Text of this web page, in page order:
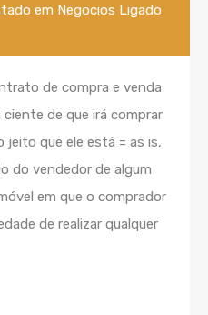
em Negocios Ligado
de compra e venda
de que irá comprar
que ele está = as is,
do vendedor de algum
em que o comprador
de realizar qualquer